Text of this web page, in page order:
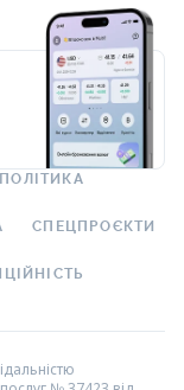
СПЕЦПРОЄКТИ